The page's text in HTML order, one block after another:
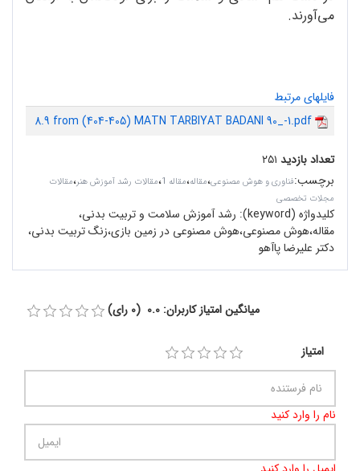
می‌آورند.
فایلهای مرتبط
8.9 from (404-405) MATN TARBIYAT BADANI 90_-1.pdf
تعداد بازدید ۲۵۱
برچسب:فناوری و هوش مصنوعی،مقاله،مقاله 1 ،مقالات رشد آموزش هنر،مقالات
مجلات تخصصی
کلیدواژه (keyword):
رشد آموزش سلامت و تربیت بدنی،
مقاله،هوش مصنوعی،هوش مصنوعی در زمین بازی،زنگ تربیت بدنی،
دکتر علیرضا پاآهو
میانگین امتیاز کاربران: 0.0 (0 رای)
امتیاز
نام را وارد کنید